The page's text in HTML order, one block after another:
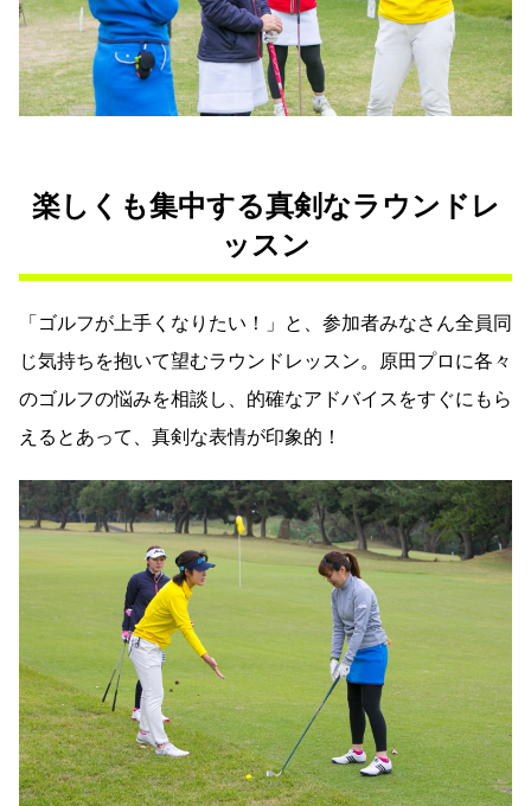
楽しくも集中する真剣なラウンドレ
ッスン
「ゴルフが上手くなりたい！」と、参加者みなさん全員同
じ気持ちを抱いて望むラウンドレッスン。原田プロに各々
のゴルフの悩みを相談し、的確なアドバイスをすぐにもら
えるとあって、真剣な表情が印象的！